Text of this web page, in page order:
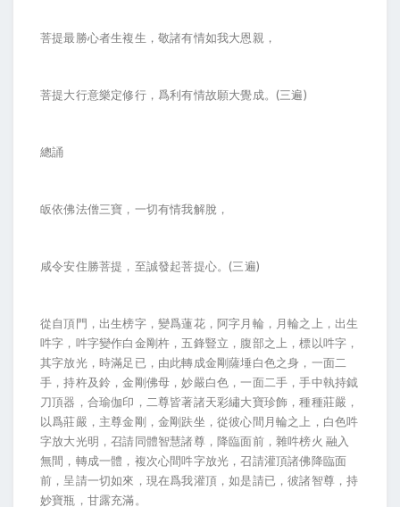
菩提最勝心者生複生，敬諸有情如我大恩親，
菩提大行意樂定修行，爲利有情故願大覺成。(三遍)
總誦
皈依佛法僧三寶，一切有情我解脫，
咸令安住勝菩提，至誠發起菩提心。(三遍)
從自頂門，出生榜字，變爲蓮花，阿字月輪，月輪之上，出生
吽字，吽字變作白金剛杵，五鋒豎立，腹部之上，標以吽字，
其字放光，時滿足已，由此轉成金剛薩埵白色之身，一面二
手，持杵及鈴，金剛佛母，妙嚴白色，一面二手，手中執持鉞
刀頂器，合瑜伽印，二尊皆著諸天彩繡大寶珍飾，種種莊嚴，
以爲莊嚴，主尊金剛，金剛趺坐，從彼心間月輪之上，白色吽
字放大光明，召請同體智慧諸尊，降臨面前，雜吽榜火 融入
無間，轉成一體，複次心間吽字放光，召請灌頂諸佛降臨面
前，呈請一切如來，現在爲我灌頂，如是請已，彼諸智尊，持
妙寶瓶，甘露充滿。